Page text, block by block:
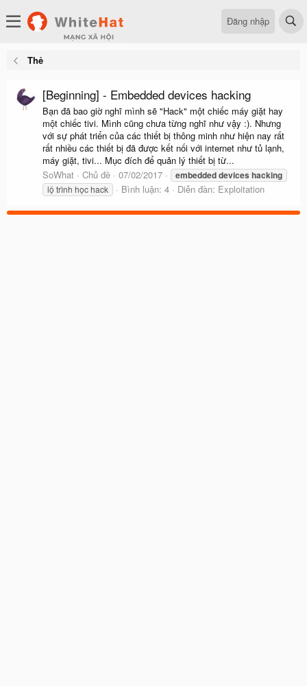
Đăng nhập
Thẻ
[Beginning] - Embedded devices hacking
Bạn đã bao giờ nghĩ mình sẽ "Hack" một chiếc máy giặt hay
một chiếc tivi. Mình cũng chưa từng nghĩ như vậy :). Nhưng
với sự phát triển của các thiết bị thông minh như hiện nay rất
rất nhiều các thiết bị đã được kết nối với internet như tủ lạnh,
máy giặt, tivi... Mục đích để quản lý thiết bị từ...
SoWhat
Chủ đề 07/02/2017 embeddeddevices hacking
lộ trình học hack Bình luận: 4 Diễn đàn: Exploitation